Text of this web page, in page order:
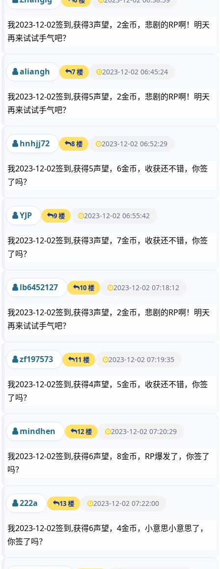
我2023-12-02签到,获得3声望，2金币，悲剧的RP啊！明天
再来试试手气吧？
aliangh 7 楼 2023-12-02 06:45:24
我2023-12-02签到,获得5声望，2金币，悲剧的RP啊！明天
再来试试手气吧？
hnhjj72 8 楼 2023-12-02 06:52:29
我2023-12-02签到,获得5声望，6金币，收获还不错，你签
了吗？
YJP 9 楼 2023-12-02 06:55:42
我2023-12-02签到,获得3声望，7金币，收获还不错，你签
了吗？
lb6452127 10 楼 2023-12-02 07:18:12
我2023-12-02签到,获得3声望，2金币，悲剧的RP啊！明天
再来试试手气吧？
zf197573 11 楼 2023-12-02 07:19:35
我2023-12-02签到,获得4声望，5金币，收获还不错，你签
了吗？
mindhen 12 楼 2023-12-02 07:20:29
我2023-12-02签到,获得6声望，8金币，RP爆发了，你签了
吗？
222a 13 楼 2023-12-02 07:22:00
我2023-12-02签到,获得6声望，4金币，小意思小意思了，
你签了吗？